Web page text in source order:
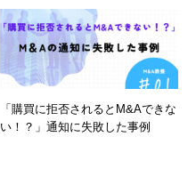
「購買に拒否されるとM&Aできな
い！？」通知に失敗した事例